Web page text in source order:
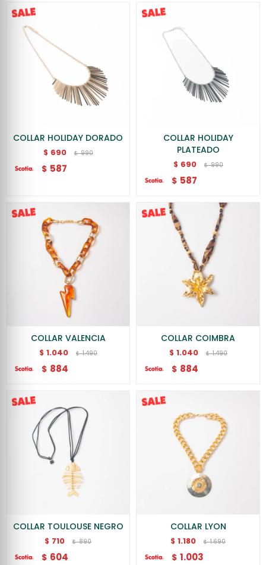
COLLAR HOLIDAY DORADO
$ 690 $ 990
$ 587
COLLAR HOLIDAY
PLATEADO
$ 690 $ 990
$ 587
COLLAR VALENCIA
$ 1.040 $ 1.490
$ 884
COLLAR COIMBRA
$ 1.040 $ 1.490
$ 884
COLLAR TOULOUSE NEGRO
$ 710 $ 890
$ 604
COLLAR LYON
$ 1.180 $ 1.690
$ 1.003